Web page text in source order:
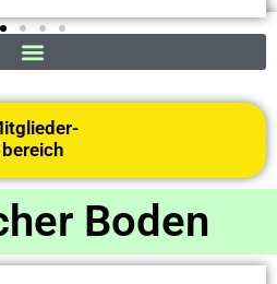
bereich
Boden